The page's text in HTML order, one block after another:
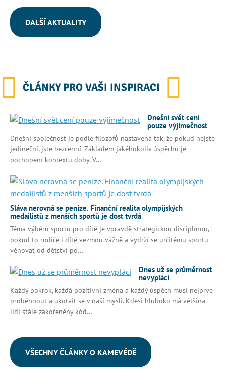
DALŠÍ AKTUALITY
ČLÁNKY PRO VAŠI INSPIRACI
Dnešní svět cení
pouze výjimečnost
Dnešní společnost je podle filozofů nastavená tak, že pokud nejste
jedineční, jste bezcenní. Základem jakéhokoliv úspěchu je
pochopení kontextu doby. V…
Sláva nerovná se peníze. Finanční realita olympijských
medailistů z menších sportů je dost tvrdá
Téma výběru sportu pro dítě je vpravdě strategickou disciplínou,
pokud to rodiče i dítě vezmou vážně a vydrží se určitému sportu
věnovat od dětství po…
Dnes už se průměrnost
nevyplácí
Každý pokrok, každá pozitivní změna a každý úspěch musí nejprve
proběhnout a ukotvit se v naší mysli. Kdesi hluboko má většina
lidí stále zakořeněný kód…
VŠECHNY ČLÁNKY O KAMEVÉDĚ